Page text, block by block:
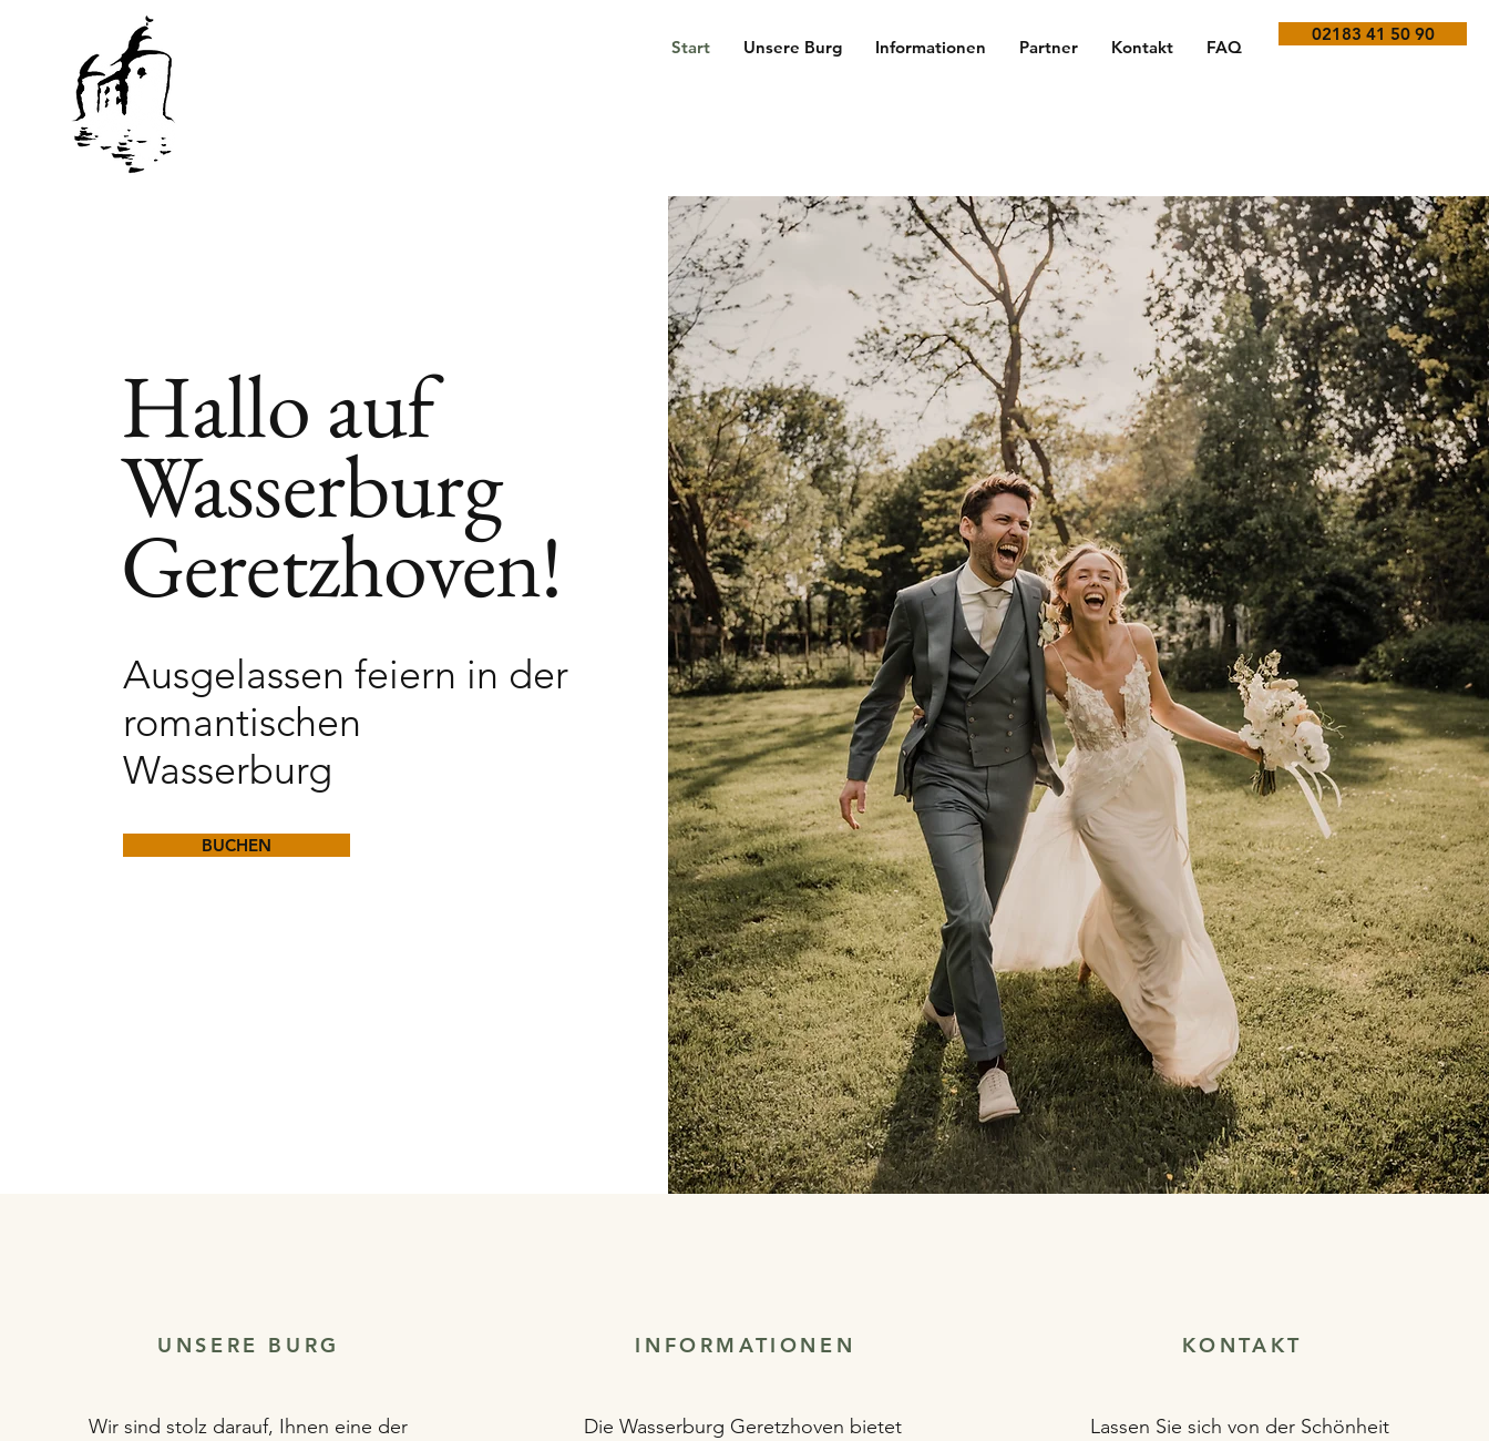
02183 41 50 90
Start Unsere Burg Informationen Partner Kontakt FAQ
Hallo auf
Wasserburg
Geretzhoven!
Ausgelassen feiern in der
romantischen
Wasserburg
BUCHEN
UNSERE BURG
Wir sind stolz darauf, Ihnen eine der
INFORMATIONEN
Die Wasserburg Geretzhoven bietet
KONTAKT
Lassen Sie sich von der Schönheit